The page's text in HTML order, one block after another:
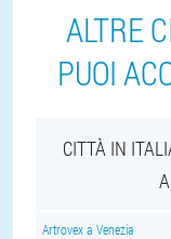
ALTRE
PUOI
CITTÀ IN
Artrovex a Venezia